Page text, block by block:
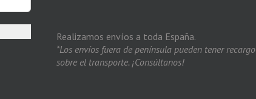
Realizamos envíos a toda España.
*Los envíos fuera de península pueden tener recargo
sobre el transporte. ¡Consúltanos!